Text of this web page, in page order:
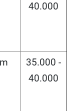
40.000
m
35.000 -
40.000